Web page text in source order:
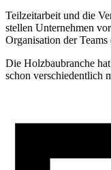
Teilzeitarbeit und die
stellen Unternehmen
Organisation der
Die Holzbaubranche
schon verschiedentlich